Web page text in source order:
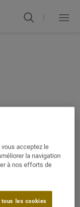
Menu
Fermer
acceptez le
la navigation
à nos efforts de
les cookies